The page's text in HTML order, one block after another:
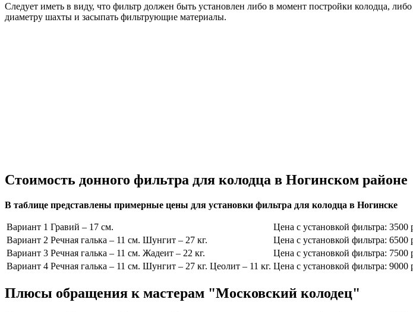
Следует иметь в виду, что фильтр должен быть установлен либо в момент постройки колодца,
диаметру шахты и засыпать фильтрующие материалы.
Стоимость донного фильтра для колодца в Ногинском районе
В таблице представлены примерные цены для установки фильтра для колодца в Ногинске
Вариант 1 Гравий – 17 см.
Цена с установкой фильтра: 3500
Вариант 2 Речная галька – 11 см. Шунгит – 27 кг.
Цена с установкой фильтра: 6500
Вариант 3 Речная галька – 11 см. Жадеит – 22 кг.
Цена с установкой фильтра: 7500
Вариант 4 Речная галька – 11 см. Шунгит – 27 кг. Цеолит – 11 кг. Цена с установкой фильтра: 9000
Плюсы обращения к мастерам "Московский колодец"